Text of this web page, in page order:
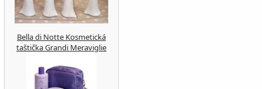
Bella di Notte Kosmetická
taštička Grandi Meraviglie